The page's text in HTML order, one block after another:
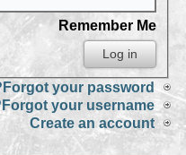
Remember Me
Forgot your password?
Forgot your username?
Create an account